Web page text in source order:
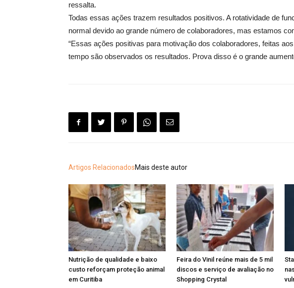
ressalta.
Todas essas ações trazem resultados positivos. A rotatividade de
normal devido ao grande número de colaboradores, mas estamos
“Essas ações positivas para motivação dos colaboradores, feitas
tempo são observados os resultados. Prova disso é o grande
Artigos RelacionadosMais deste autor
Nutrição de qualidade e baixo
custo reforçam proteção animal
em Curitiba
Feira do Vinil reúne mais de 5 mil
discos e serviço de avaliação no
Shopping Crystal